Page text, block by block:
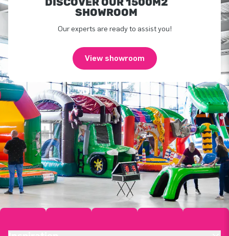
SHOWROOM
Our experts are ready to assist you!
View showroom